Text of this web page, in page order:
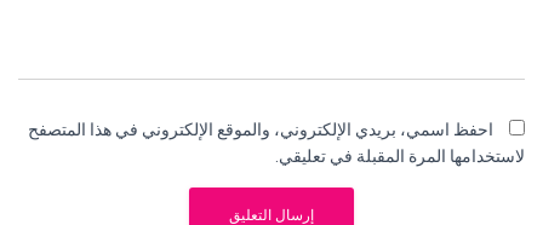
احفظ اسمي، بريدي الإلكتروني، والموقع الإلكتروني في هذا المتصفح
لاستخدامها المرة المقبلة في تعليقي.